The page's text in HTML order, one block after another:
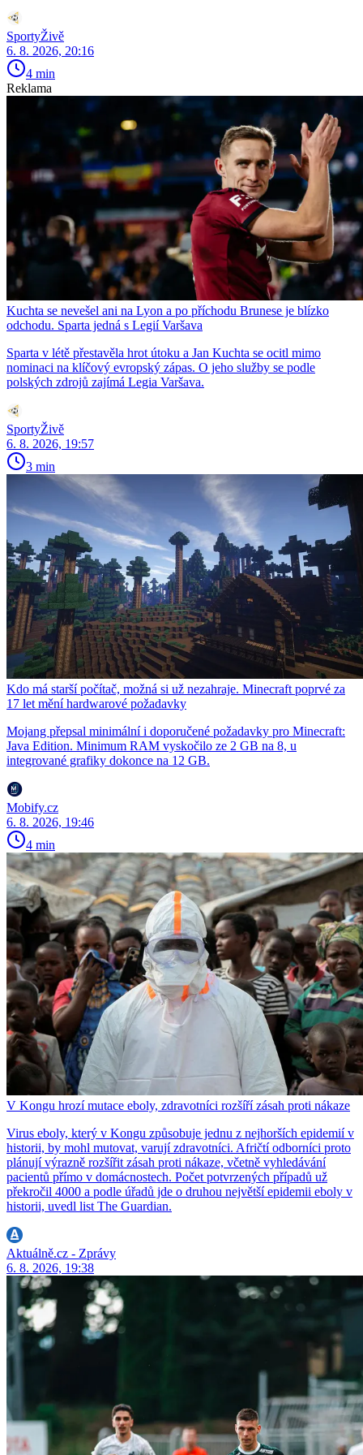
SportyŽivě
6. 8. 2026, 20:16
4 min
Reklama
Kuchta se nevešel ani na Lyon a po příchodu Brunese je blízko
odchodu. Sparta jedná s Legií Varšava
Sparta v létě přestavěla hrot útoku a Jan Kuchta se ocitl mimo
nominaci na klíčový evropský zápas. O jeho služby se podle
polských zdrojů zajímá Legia Varšava.
SportyŽivě
6. 8. 2026, 19:57
3 min
Kdo má starší počítač, možná si už nezahraje. Minecraft poprvé za
17 let mění hardwarové požadavky
Mojang přepsal minimální i doporučené požadavky pro Minecraft:
Java Edition. Minimum RAM vyskočilo ze 2 GB na 8, u
integrované grafiky dokonce na 12 GB.
Mobify.cz
6. 8. 2026, 19:46
4 min
V Kongu hrozí mutace eboly, zdravotníci rozšíří zásah proti nákaze
Virus eboly, který v Kongu způsobuje jednu z nejhorších epidemií v
historii, by mohl mutovat, varují zdravotníci. Afričtí odborníci proto
plánují výrazně rozšířit zásah proti nákaze, včetně vyhledávání
pacientů přímo v domácnostech. Počet potvrzených případů už
překročil 4000 a podle úřadů jde o druhou největší epidemii eboly v
historii, uvedl list The Guardian.
Aktuálně.cz - Zprávy
6. 8. 2026, 19:38